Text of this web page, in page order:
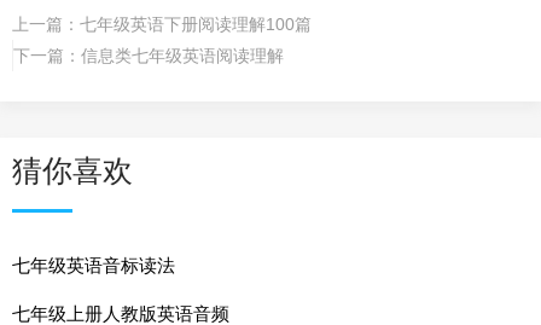
上一篇： 七年级英语下册阅读理解100篇
下一篇： 信息类七年级英语阅读理解
猜你喜欢
七年级英语音标读法
七年级上册人教版英语音频